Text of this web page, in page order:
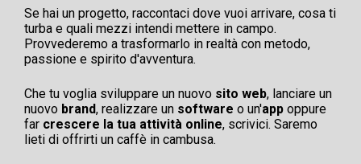
Se hai un progetto, raccontaci dove vuoi arrivare, cosa ti
turba e quali mezzi intendi mettere in campo.
Provvederemo a trasformarlo in realtà con metodo,
passione e spirito d'avventura.
Che tu voglia sviluppare un nuovo sito web, lanciare un
nuovo brand, realizzare un software o un'app oppure
far crescere la tua attività online, scrivici. Saremo
lieti di offrirti un caffè in cambusa.